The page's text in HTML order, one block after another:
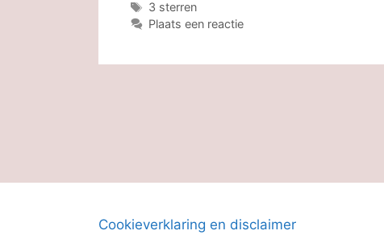
Tags
3 sterren
Plaats een reactie
Cookieverklaring en disclaimer